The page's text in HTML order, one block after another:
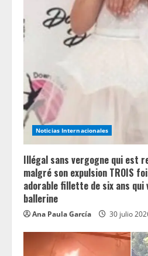
e
d
i
n
g
Noticias Internacionales
Illégal sans vergogne qui est
malgré son expulsion TROIS
adorable fillette de six ans
ballerine
Ana Paula García 30 julio